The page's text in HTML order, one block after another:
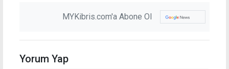
MYKibris.com'a Abone Ol
Yorum Yap